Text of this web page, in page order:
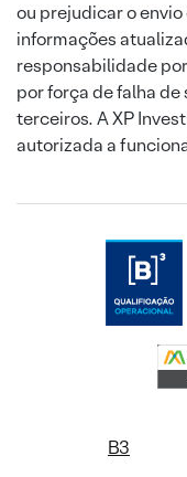
ou prejudicar o
informações
responsabilidade
por força de falha
terceiros. A XP
autorizada a
B3